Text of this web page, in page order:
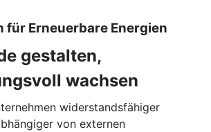
für Erneuerbare Energien
gestalten,
wachsen
widerstandsfähiger
von externen